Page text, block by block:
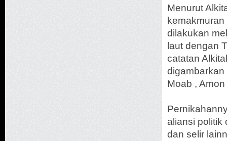
Menurut
dilakukan
laut dengan
catatan
digambarkan
Moab ,
aliansi politik
dan selir